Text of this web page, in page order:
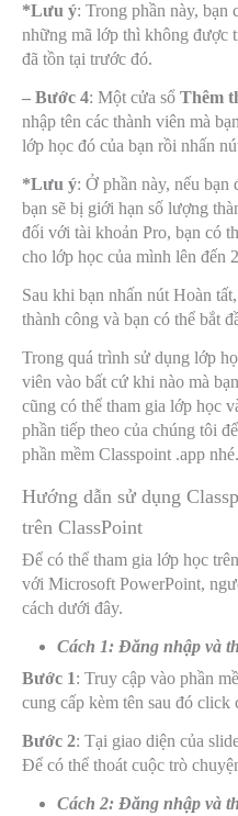
*Lưu ý: Trong phần này, bạn
những mã lớp thì không được
đã tồn tại trước đó.
– Bước 4: Một cửa sổ Thêm
nhập tên các thành viên mà
lớp học đó của bạn rồi nhấn
*Lưu ý: Ở phần này, nếu bạn
bạn sẽ bị giới hạn số lượng
đối với tài khoản Pro, bạn có
cho lớp học của mình lên đến
Sau khi bạn nhấn nút Hoàn
thành công và bạn có thể bắt
Trong quá trình sử dụng lớp
viên vào bất cứ khi nào mà
cũng có thể tham gia lớp học
phần tiếp theo của chúng tôi
phần mềm Classpoint .app nhé.
Hướng dẫn sử dụng
trên ClassPoint
Để có thể tham gia lớp học
với Microsoft PowerPoint,
cách dưới đây.
Cách 1: Đăng nhập và
Bước 1: Truy cập vào phần
cung cấp kèm tên sau đó click
Bước 2: Tại giao diện của
Để có thể thoát cuộc trò
Cách 2: Đăng nhập và